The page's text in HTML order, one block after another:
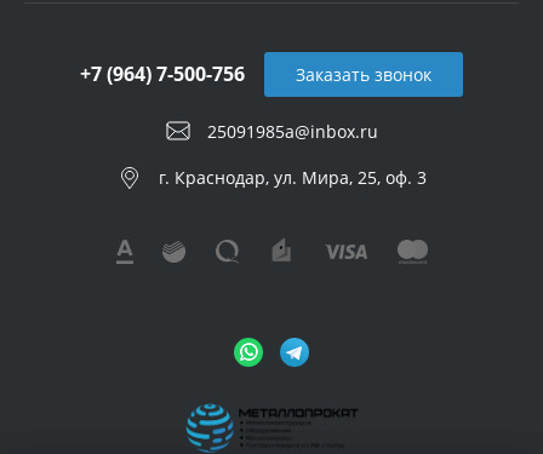
25091985a@inbox.ru
+7 (964) 7-500-756
г. Краснодар, ул. Мира, 25, оф. 3
Заказать звонок